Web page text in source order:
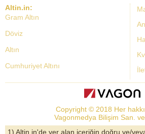
Altin.in:
Gram Altın
Döviz
Altın
Cumhuriyet Altını
Dolar Kuru
Altın Yorumları
Copyright © 2018 Her hakkı
Vagonmedya Bilişim San. ve
1) Altin.in'de yer alan içeriğin doğru ve/